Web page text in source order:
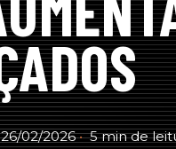
26/02/2026 5 min de